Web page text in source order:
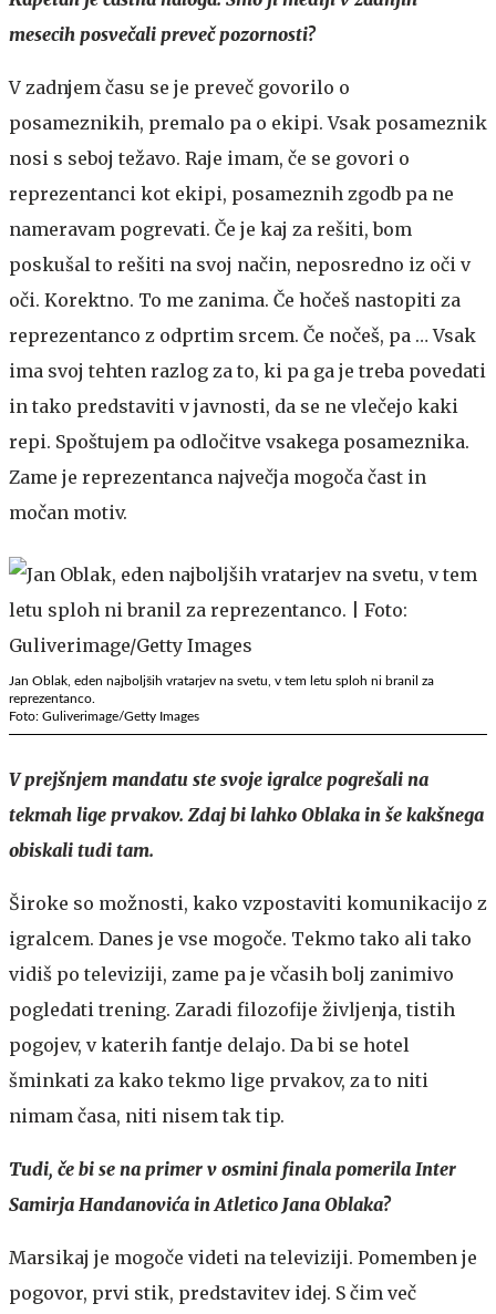
mesecih posvečali preveč pozornosti?
V zadnjem času se je preveč govorilo o
posameznikih, premalo pa o ekipi. Vsak posameznik
nosi s seboj težavo. Raje imam, če se govori o
reprezentanci kot ekipi, posameznih zgodb pa ne
nameravam pogrevati. Če je kaj za rešiti, bom
poskušal to rešiti na svoj način, neposredno iz oči v
oči. Korektno. To me zanima. Če hočeš nastopiti za
reprezentanco z odprtim srcem. Če nočeš, pa … Vsak
ima svoj tehten razlog za to, ki pa ga je treba povedati
in tako predstaviti v javnosti, da se ne vlečejo kaki
repi. Spoštujem pa odločitve vsakega posameznika.
Zame je reprezentanca največja mogoča čast in
močan motiv.
Jan Oblak, eden najboljših vratarjev na svetu, v tem letu sploh ni branil za
reprezentanco.
Foto: Guliverimage/Getty Images
V prejšnjem mandatu ste svoje igralce pogrešali na
tekmah lige prvakov. Zdaj bi lahko Oblaka in še kakšnega
obiskali tudi tam.
Široke so možnosti, kako vzpostaviti komunikacijo z
igralcem. Danes je vse mogoče. Tekmo tako ali tako
vidiš po televiziji, zame pa je včasih bolj zanimivo
pogledati trening. Zaradi filozofije življenja, tistih
pogojev, v katerih fantje delajo. Da bi se hotel
šminkati za kako tekmo lige prvakov, za to niti
nimam časa, niti nisem tak tip.
Tudi, če bi se na primer v osmini finala pomerila Inter
Samirja Handanovića in Atletico Jana Oblaka?
Marsikaj je mogoče videti na televiziji. Pomemben je
pogovor, prvi stik, predstavitev idej. S čim več